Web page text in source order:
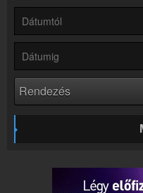
Rádió beágyazás
Ágyazd be weboldaladba
Online rádió készítés
Készítés lépésről lépésre